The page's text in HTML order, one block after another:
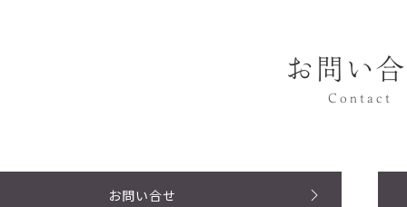
お問い
Contact
お問い合せ